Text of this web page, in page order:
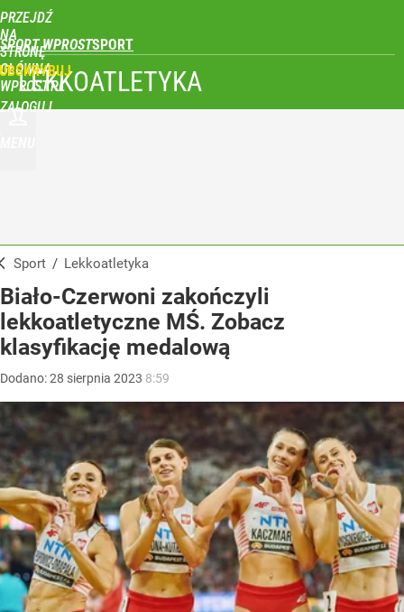
PRZEJDŹ
NA
STRONĘ
GŁÓWNĄ
WPROST.PL
SPORT WPROST
ZALOGUJ
LEKKOATLETYKA
Sport / Lekkoatletyka
Biało-Czerwoni zakończyli
lekkoatletyczne MŚ. Zobacz
klasyfikację medalową
Dodano:28 sierpnia 2023 8:59